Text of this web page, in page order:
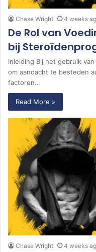
Chase Wright 4 weeks
De Rol van
bij
Inleiding Bij het gebruik
om aandacht te besteden
factoren…
Read More »
Chase Wright 4 weeks